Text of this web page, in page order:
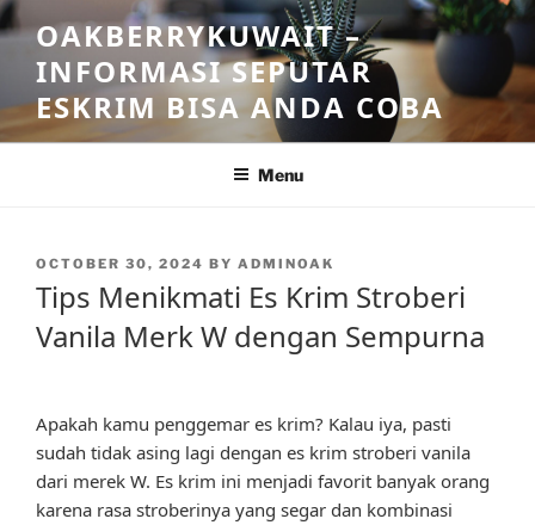
Skip
to
content
OAKBERRYKUWAIT –
INFORMASI SEPUTAR
ESKRIM BISA ANDA COBA
Menu
POSTED
ON
OCTOBER 30, 2024 BY ADMINOAK
Tips Menikmati Es Krim Stroberi
Vanila Merk W dengan Sempurna
Apakah kamu penggemar es krim? Kalau iya, pasti
sudah tidak asing lagi dengan es krim stroberi vanila
dari merek W. Es krim ini menjadi favorit banyak orang
karena rasa stroberinya yang segar dan kombinasi